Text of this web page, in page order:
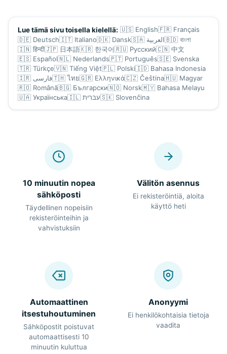
Lue tämä sivu toisella kielellä: 🇺🇸 English🇫🇷 Français
🇩🇪 Deutsch🇮🇹 Italiano🇩🇰 Dansk🇸🇦 العربية🇧🇩 বাংলা
🇮🇳 हिन्दी🇯🇵 日本語🇰🇷 한국어🇷🇺 Русский🇨🇳 中文
🇪🇸 Español🇳🇱 Nederlands🇵🇹 Português🇸🇪 Svenska
🇹🇷 Türkçe🇻🇳 Tiếng Việt🇵🇱 Polski🇮🇩 Bahasa Indonesia
🇮🇷 فارسی🇹🇭ไทย🇬🇷 Ελληνικά🇨🇿 Čeština🇭🇺 Magyar
🇷🇴 Română🇧🇬 Български🇳🇴 Norsk🇲🇾 Bahasa Melayu
🇺🇦 Українська🇮🇱 עברית🇸🇰 Slovenčina
10 minuutin nopea
sähköposti
Täydellinen nopeisiin
rekisteröinteihin ja
vahvistuksiin
Välitön asennus
Ei rekisteröintiä, aloita
käyttö heti
Automaattinen
itsestuhoutuminen
Sähköpostit poistuvat
automaattisesti 10
minuutin kuluttua
Anonyymi
Ei henkilökohtaisia tietoja
vaadita